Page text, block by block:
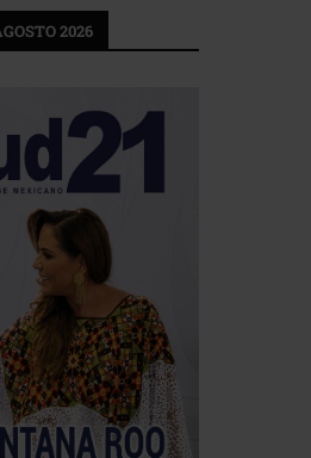
2026